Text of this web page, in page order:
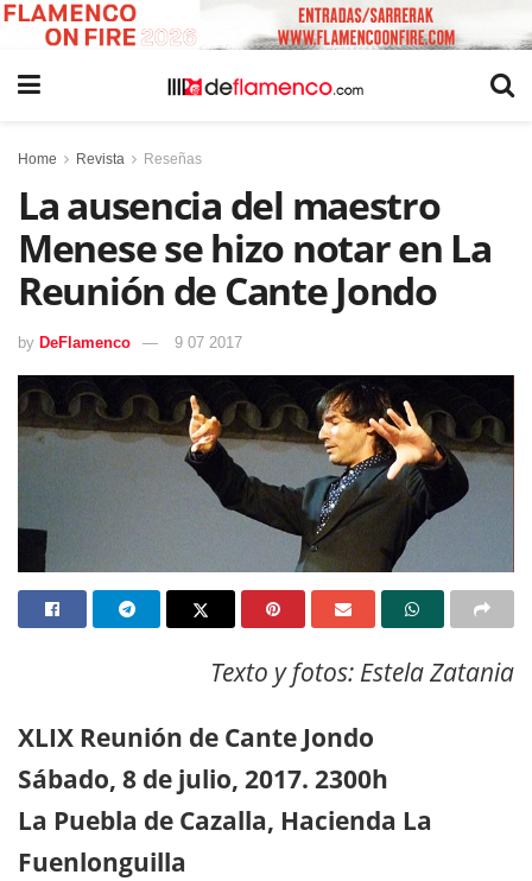
Home Revista Reseñas
La ausencia del maestro
Menese se hizo notar en La
Reunión de Cante Jondo
by DeFlamenco 9 07 2017
Texto y fotos: Estela Zatania
XLIX Reunión de Cante Jondo
Sábado, 8 de julio, 2017. 2300h
La Puebla de Cazalla, Hacienda La
Fuenlonguilla